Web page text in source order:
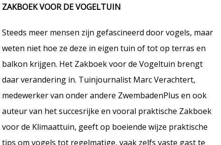
ZAKBOEK VOOR DE VOGELTUIN
Steeds meer mensen zijn gefascineerd door vogels, maar
weten niet hoe ze deze in eigen tuin of tot op terras en
balkon krijgen. Het Zakboek voor de Vogeltuin brengt
daar verandering in. Tuinjournalist Marc Verachtert,
medewerker van onder andere ZwembadenPlus en ook
auteur van het succesrijke en vooral praktische Zakboek
voor de Klimaattuin, geeft op boeiende wijze praktische
tips om vogels tot regelmatige, vaak zelfs vaste gast te